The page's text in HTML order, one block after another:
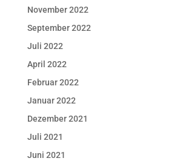
November 2022
September 2022
Juli 2022
April 2022
Februar 2022
Januar 2022
Dezember 2021
Juli 2021
Juni 2021